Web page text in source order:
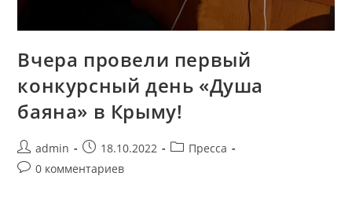
Вчера провели первый
конкурсный день «Душа
баяна» в Крыму!
admin 18.10.2022
Пресса
0 комментариев